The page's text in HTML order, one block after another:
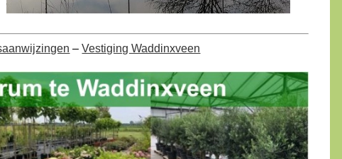
–Vestiging Waddinxveen